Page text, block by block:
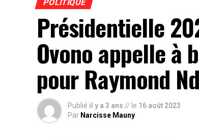
POLITIQUE
Présidentielle
Ovono appelle à
pour Raymond
Publié il y a 3 ans // le 16 août 2023
Par Narcisse Mauny